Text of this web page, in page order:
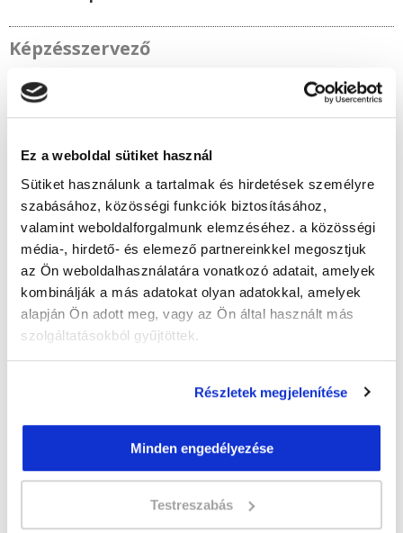
Ez a weboldal sütiket használ
Sütiket használunk a tartalmak és hirdetések személyre
szabásához, közösségi funkciók biztosításához,
valamint weboldalforgalmunk elemzéséhez. a közösségi
média-, hirdető- és elemező partnereinkkel megosztjuk
az Ön weboldalhasználatára vonatkozó adatait, amelyek
kombinálják a más adatokat olyan adatokkal, amelyek
alapján Ön adott meg, vagy az Ön által használt más
szolgáltatásokból gyűjtöttek.
Részletek megjelenítése
Minden engedélyezése
Testreszabás
Képzésszervező
kerekes.eva@tanfolyam.hu
" B " csoport
Időtartam:2-3 hónap
Indulás időpontja:2026-09-25
Képzés ára:110 000 Ft
egyösszegű befizetés esetén + minden
hallgatónk részére ajándék Esküvőszervező
tanfolyam 49.990 Ft értékben!
60 000 Ft